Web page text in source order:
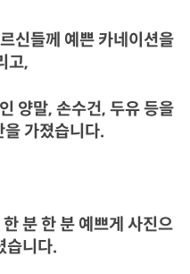
신들께 예쁜 카네이션을
고,
양말, 손수건, 두유 등을
가졌습니다.
분 한 분 예쁘게 사진으
습니다.